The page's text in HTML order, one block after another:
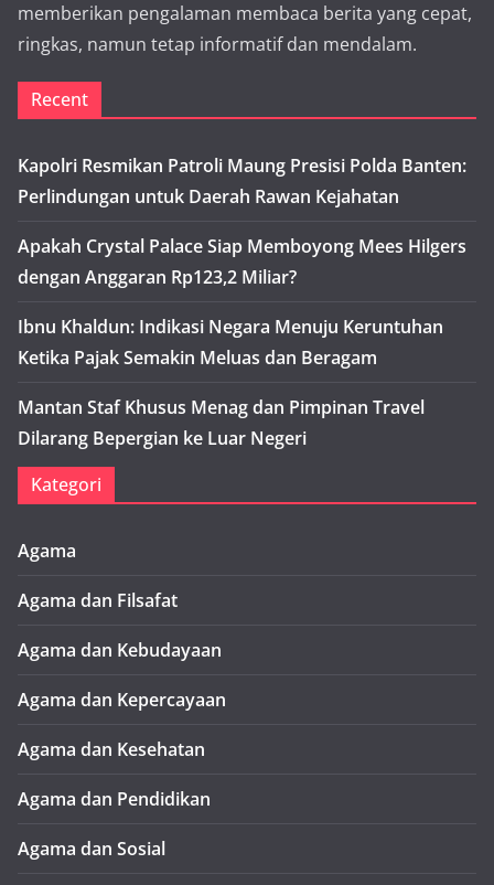
memberikan pengalaman membaca berita yang cepat,
ringkas, namun tetap informatif dan mendalam.
Recent
Kapolri Resmikan Patroli Maung Presisi Polda Banten:
Perlindungan untuk Daerah Rawan Kejahatan
Apakah Crystal Palace Siap Memboyong Mees Hilgers
dengan Anggaran Rp123,2 Miliar?
Ibnu Khaldun: Indikasi Negara Menuju Keruntuhan
Ketika Pajak Semakin Meluas dan Beragam
Mantan Staf Khusus Menag dan Pimpinan Travel
Dilarang Bepergian ke Luar Negeri
Kategori
Agama
Agama dan Filsafat
Agama dan Kebudayaan
Agama dan Kepercayaan
Agama dan Kesehatan
Agama dan Pendidikan
Agama dan Sosial